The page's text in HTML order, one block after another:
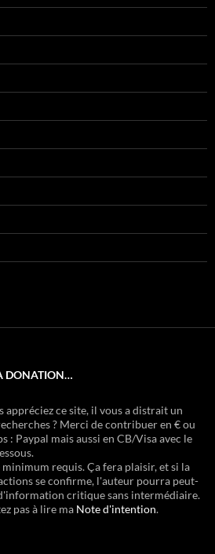
DONATION…
appréciez ce site, il vous a distrait un
? Merci de contribuer en € ou
: Paypal mais aussi en CB/Visa avec le
minimum requis. Ça fera plaisir, et si la
se confirme, l'auteur pourra peut-
critique sans intermédiaire.
pas à lire ma Note d'intention.